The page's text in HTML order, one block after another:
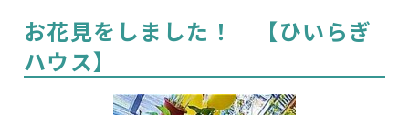
お花見をしました！ 【ひいらぎ
ハウス】